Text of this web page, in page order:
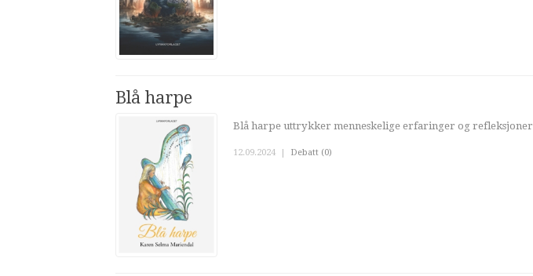
Blå harpe
Blå harpe uttrykker menneskelige erfaringer og refleksjoner
12.09.2024 Debatt (0)